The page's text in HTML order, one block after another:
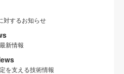
対するお知らせ
新情報
を支える技術情報